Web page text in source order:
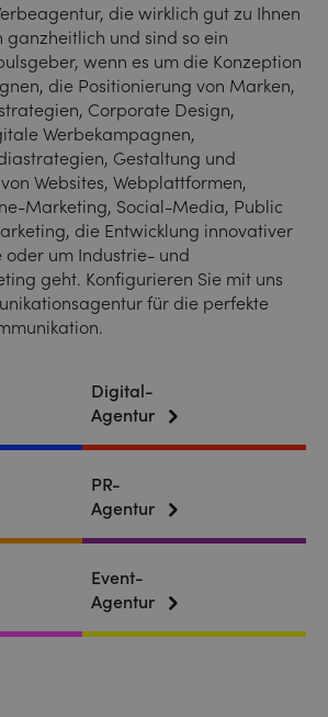
die wirklich gut zu Ihnen
ganzheitlich und sind so ein
wenn es um die Konzeption
die Positionierung von Marken,
Corporate Design,
Werbekampagnen,
Gestaltung und
Websites, Webplattformen,
Marketing, Social-Media, Public
die Entwicklung innovativer
oder um Industrie- und
geht. Konfigurieren Sie mit uns
für die perfekte
Digital-
Agentur
PR-
Agentur
Event-
Agentur